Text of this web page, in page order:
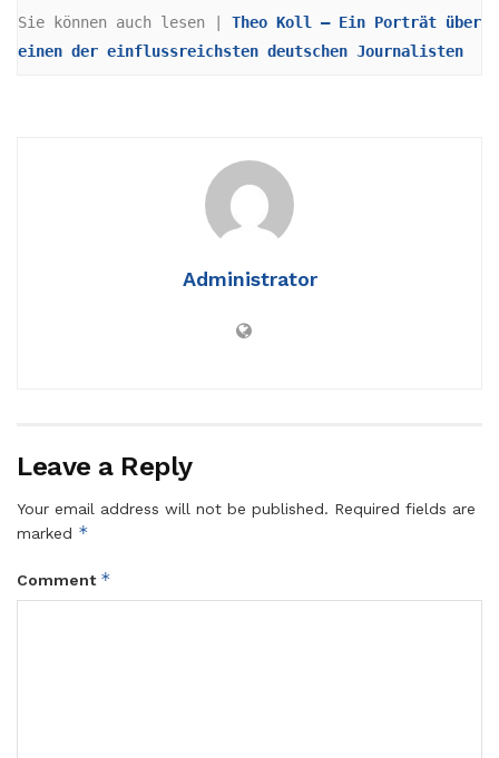
Sie können auch lesen | Theo Koll – Ein Porträt über
einen der einflussreichsten deutschen Journalisten
Administrator
Leave a Reply
Your email address will not be published. Required fields are
marked *
Comment *